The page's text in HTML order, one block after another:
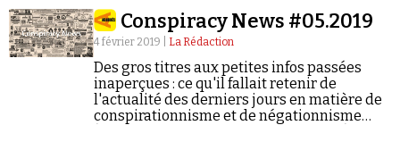
Faire un don
Conspiracy News #05.2019
4 février 2019 | La Rédaction
Des gros titres aux petites infos passées
inaperçues : ce qu'il fallait retenir de
l'actualité des derniers jours en matière de
conspirationnisme et de négationnisme